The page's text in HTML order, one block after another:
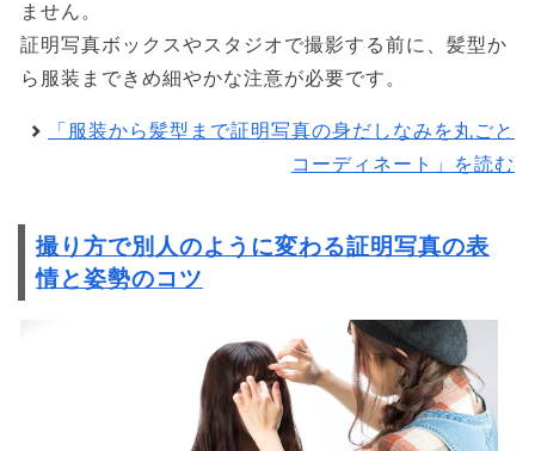
ません。
証明写真ボックスやスタジオで撮影する前に、髪型か
ら服装まできめ細やかな注意が必要です。
「服装から髪型まで証明写真の身だしなみを丸ごと
コーディネート」を読む
撮り方で別人のように変わる証明写真の表
情と姿勢のコツ